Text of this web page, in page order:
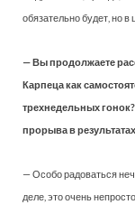
обязательно будет, но
— Вы продолжаете
Карпеца как
трехнедельных
прорыва в
— Особо радоваться
деле, это очень